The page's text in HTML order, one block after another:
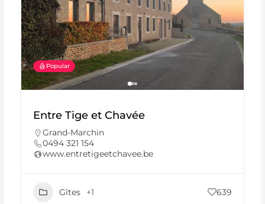
Popular
Entre Tige et Chavée
Grand-Marchin
0494 321 154
www.entretigeetchavee.be
Gîtes +1 639